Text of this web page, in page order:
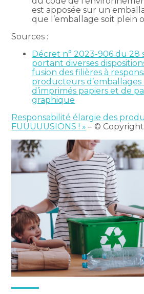
est apposée sur un
que l’emballage soit plein
Sources :
Décret n° 2023-906 du 28
portant diverses
fusion des filières à
producteurs d’emballages
d’imprimés papiers et de
graphique
Responsabilité élargie des
FUUUUUSIONS ! » – ©